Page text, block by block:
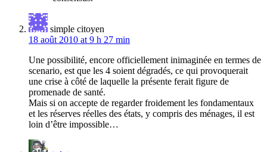
simple citoyen
18 août 2010 at 9 h 27 min
Une possibilité, encore officiellement inimaginée en termes de
scenario, est que les 4 soient dégradés, ce qui provoquerait
une crise à côté de laquelle la présente ferait figure de
promenade de santé.
Mais si on accepte de regarder froidement les fondamentaux
et les réserves réelles des états, y compris des ménages, il est
loin d’être impossible…